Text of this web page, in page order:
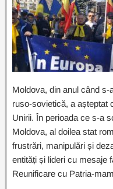
Moldova, din anul când
ruso-sovietică, a așteptat
Unirii. În perioada ce s-a
Moldova, al doilea stat
frustrări, manipulări și
entități și lideri cu mesaje
Reunificare cu Patria-